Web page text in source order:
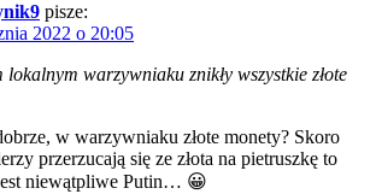
pisze:
2022 o 20:05
lokalnym warzywniaku znikły wszystkie złote
w warzywniaku złote monety? Skoro
przerzucają się ze złota na pietruszkę to
niewątpliwe Putin… 😀